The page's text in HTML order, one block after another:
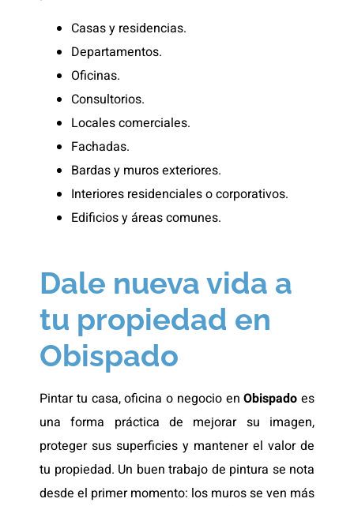
Casas y residencias.
Departamentos.
Oficinas.
Consultorios.
Locales comerciales.
Fachadas.
Bardas y muros exteriores.
Interiores residenciales o corporativos.
Edificios y áreas comunes.
Dale nueva vida a
tu propiedad en
Obispado
Pintar tu casa, oficina o negocio enObispado es
una forma práctica de mejorar su imagen,
proteger sus superficies y mantener el valor de
tu propiedad. Un buen trabajo de pintura se nota
desde el primer momento: los muros se ven más